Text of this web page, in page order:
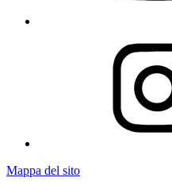
Mappa del sito